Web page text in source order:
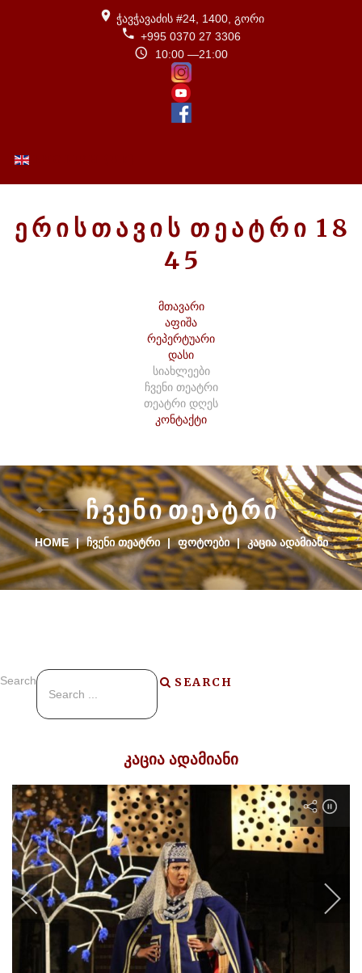
ჭავჭავაძის #24, 1400, გორი
+995 0370 27 3306
10:00 —21:00
ᲔᲠᲘᲡᲗᲐᲕᲘᲡ ᲗᲔᲐᲢᲠᲘ 1 8
45
მთავარი
აფიშა
რეპერტუარი
დასი
სიახლეები
ჩვენი თეატრი
თეატრი დღეს
კონტაქტი
ᲩᲕᲔᲜᲘ ᲗᲔᲐᲢᲠᲘ
HOME | ᲩᲕᲔᲜᲘ ᲗᲔᲐᲢᲠᲘ | ᲤᲝᲢᲝᲔᲑᲘ | ᲙᲐᲪᲘᲐ ᲐᲓᲐᲛᲘᲐᲜᲘ
Search SEARCH
კაცია ადამიანი